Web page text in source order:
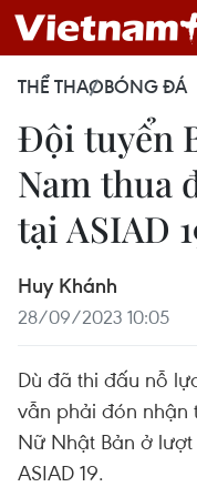
THỂ THAOBÓNG ĐÁ
Đội tuyển
Nam thua
tại ASIAD
Huy Khánh
28/09/2023 10:05
Dù đã thi đấu nỗ
vẫn phải đón nhận
Nữ Nhật Bản ở
ASIAD 19.